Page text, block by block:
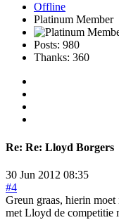
Offline
Platinum Member
Posts: 980
Thanks: 360
Re: Re: Lloyd Borgers
30 Jun 2012 08:35
#4
Greun graas, hierin
met Lloyd de competitie